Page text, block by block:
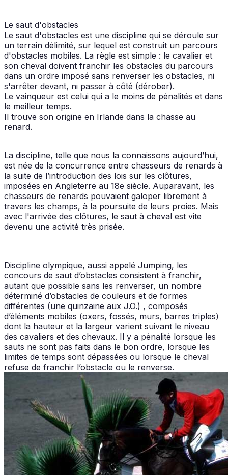
Le saut d'obstacles
Le saut d'obstacles est une discipline qui se déroule sur
un terrain délimité, sur lequel est construit un parcours
d'obstacles mobiles. La règle est simple : le cavalier et
son cheval doivent franchir les obstacles du parcours
dans un ordre imposé sans renverser les obstacles, ni
s'arrêter devant, ni passer à côté (dérober).
Le vainqueur est celui qui a le moins de pénalités et dans
le meilleur temps.
Il trouve son origine en Irlande dans la chasse au
renard.
La discipline, telle que nous la connaissons aujourd’hui,
est née de la concurrence entre chasseurs de renards à
la suite de l’introduction des lois sur les clôtures,
imposées en Angleterre au 18e siècle. Auparavant, les
chasseurs de renards pouvaient galoper librement à
travers les champs, à la poursuite de leurs proies. Mais
avec l'arrivée des clôtures, le saut à cheval est vite
devenu une activité très prisée.
Discipline olympique, aussi appelé Jumping, les
concours de saut d’obstacles consistent à franchir,
autant que possible sans les renverser, un nombre
déterminé d’obstacles de couleurs et de formes
différentes (une quinzaine aux J.O.) , composés
d’éléments mobiles (oxers, fossés, murs, barres triples)
dont la hauteur et la largeur varient suivant le niveau
des cavaliers et des chevaux. Il y a pénalité lorsque les
sauts ne sont pas faits dans le bon ordre, lorsque les
limites de temps sont dépassées ou lorsque le cheval
refuse de franchir l’obstacle ou le renverse.